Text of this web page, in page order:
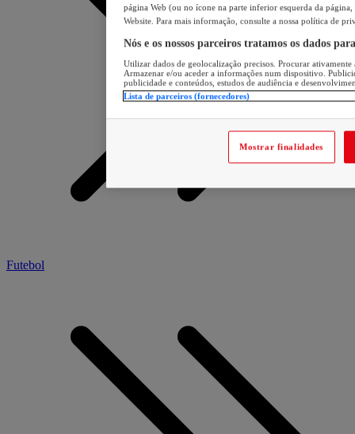
Futebol
página Web (ou no ícone na parte inferior esquerda da página,
Website. Para mais informação, consulte a nossa política de
Nós e os nossos parceiros tratamos os dados
Utilizar dados de geolocalização precisos. Procurar
Armazenar e/ou aceder a informações num dispositivo.
publicidade e conteúdos, estudos de audiência e
Lista de parceiros (fornecedores)
Mostrar finalidades